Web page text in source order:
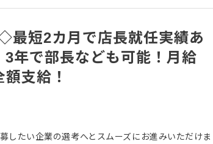
最短2カ月で店長就任実績あ
年で部長なども可能！月給
支給！
したい企業の選考へとスムーズにお進みいただけま